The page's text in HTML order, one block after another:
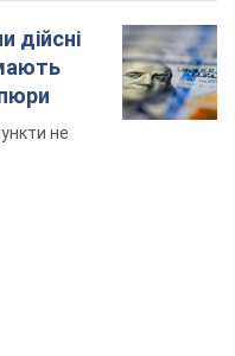
дійсні
не